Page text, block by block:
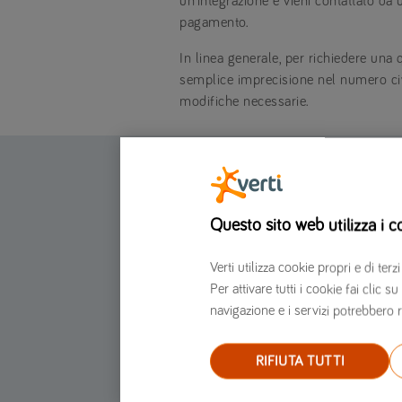
pagamento.
In linea generale, per richiedere
semplice imprecisione nel numero
modifiche necessarie.
Assicurazione online
Assicurazione auto
Assicurazione moto
Assicurazione furgone
Assicurazione Scooter
Assicurazione Casa
Assicurazione moto per marche e modelli
Questo sito web utilizza i
Verti utilizza cookie propri e di
Per attivare tutti i cookie fai clic
navigazione e i servizi
RIFIUTA TUTTI